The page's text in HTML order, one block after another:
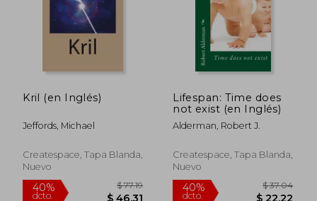
40%
dcto. $ 57.47
40%
dcto. $
Kril (en Inglés)
Jeffords, Michael
Createspace, Tapa Blanda,
Nuevo
Lifespan: Time does
not exist (en Inglés)
Alderman, Robert J.
Createspace, Tapa Blanda,
Nuevo